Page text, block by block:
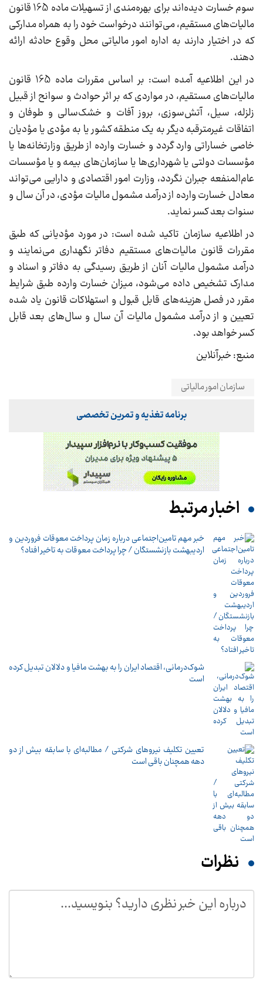
سوم خسارت دیده‌اند برای بهره‌مندی از تسهیلات ماده 165 قانون
مالیات‌های مستقیم، می‌توانند درخواست خود را به همراه مدارکی
که در اختیار دارند به اداره امور مالیاتی محل وقوع‌ حادثه ارائه
دهند.
در این اطلاعیه آمده است: بر اساس مقررات ماده 165 قانون
مالیات‌های مستقیم، در مواردی که بر اثر حوادث و سوانح از قبیل
زلزله، سیل، آتش‌سوزی، بروز آفات و خشک‌سالی و طوفان و
اتفاقات غیرمترقبه دیگر به‌ یک منطقه کشور یا به مؤدی یا مؤدیان
خاصی خساراتی وارد گردد و خسارت وارده از طریق وزارتخانه‌ها یا
مؤسسات دولتی یا شهرداری‌ها یا سازمان‌های بیمه و یا مؤسسات
عام‌المنفعه جبران نگردد، وزارت امور اقتصادی و دارایی می‌تواند
معادل خسارت وارده از درآمد مشمول مالیات مؤدی‌، در آن سال و
سنوات بعد کسر نماید.
در اطلاعیه سازمان تاکید شده است: در مورد مؤدیانی که طبق
مقررات قانون مالیات‌های مستقیم دفاتر نگهداری می‌نمایند و
درآمد مشمول مالیات آنان از طریق رسیدگی به دفاتر و اسناد و
مدارک تشخیص داده می‌شود، میزان خسارت وارده طبق شرایط
مقرر در فصل هزینه‌های قابل قبول و استهلاکات قانون یاد شده
تعیین و از درآمد مشمول مالیات آن سال و سال‌های بعد قابل
کسر خواهد بود.
منبع: خبرآنلاین
سازمان امور مالیاتی
برنامه تغذیه و تمرین تخصصی
اخبار مرتبط
خبر مهم تامین‌اجتماعی درباره زمان پرداخت معوقات فروردین و
اردیبهشت بازنشستگان / چرا پرداخت معوقات به تاخیر افتاد؟
شوک‌درمانی، اقتصاد ایران را به بهشت مافیا و دلالان تبدیل کرده
است
تعیین تکلیف نیروهای شرکتی / مطالبه‌ای با سابقه بیش از دو
دهه همچنان باقی است
نظرات